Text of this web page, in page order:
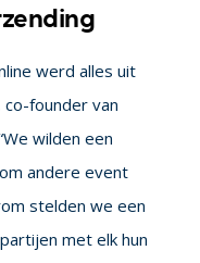
werd alles uit
founder van
wilden een
andere event
stelden we een
met elk hun